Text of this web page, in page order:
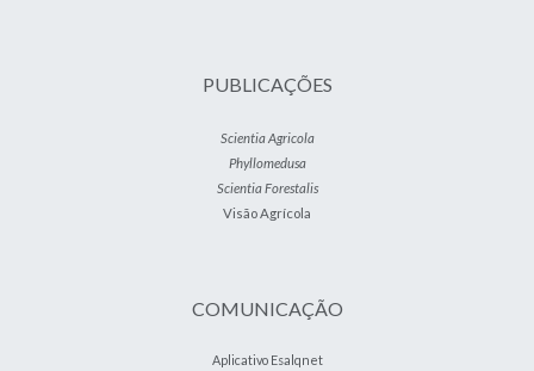
PUBLICAÇÕES
Scientia Agricola
Phyllomedusa
Scientia Forestalis
Visão Agrícola
COMUNICAÇÃO
Aplicativo Esalqnet